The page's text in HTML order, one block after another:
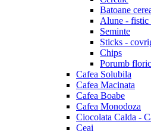
Batoane
Alune - fistic
Seminte
Sticks -
Chips
Porumb
Cafea Solubila
Cafea Macinata
Cafea Boabe
Cafea Monodoza
Ciocolata Calda -
Ceai